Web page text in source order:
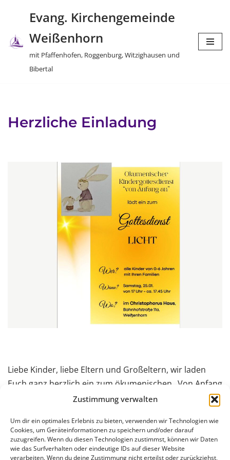
Zustimmung verwalten
Um dir ein optimales Erlebnis zu bieten, verwenden wir Technologien wie
Cookies, um Geräteinformationen zu speichern und/oder darauf
zuzugreifen. Wenn du diesen Technologien zustimmst, können wir Daten
wie das Surfverhalten oder eindeutige IDs auf dieser Website
verarbeiten. Wenn du deine Zustimmung nicht erteilst oder zurückziehst,
Inhalt
springen
Evang. Kirchengemeinde
Weißenhorn
mit Pfaffenhofen, Roggenburg, Witzighausen und
Bibertal
Herzliche Einladung
Liebe Kinder, liebe Eltern und Großeltern, wir laden
Euch ganz herzlich ein zum ökumenischen „Von Anfang
an“ Gottesdienst in Weißenhorn. In lockerer Runde
Geschichten, kleinen Aktionen und ersten Ritualen
schon für die Jüngsten. Hier darf auch mal
weggekrabbelt, dazwischengefragt, gelacht oder